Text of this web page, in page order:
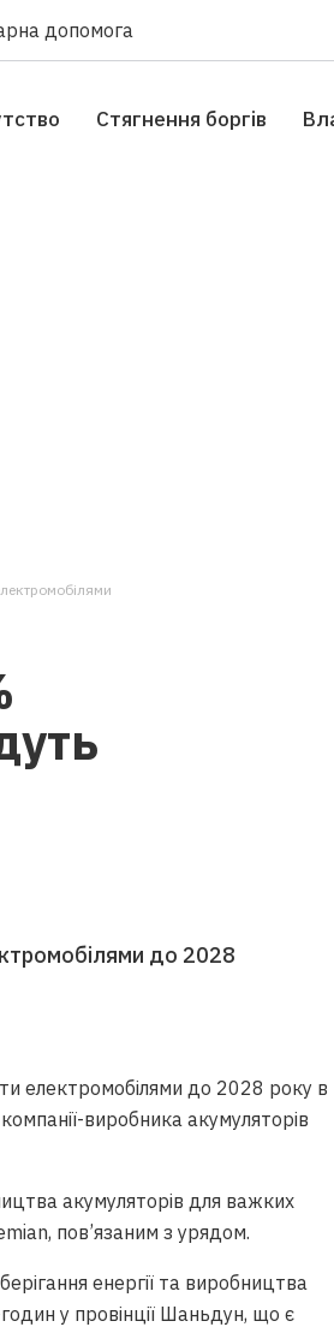
допомога
Стягнення боргiв
до 2028
електромобілями до 2028 року в
виробника акумуляторів
акумуляторів для важких
пов’язаним з урядом.
енергії та виробництва
у провінції Шаньдун, що є